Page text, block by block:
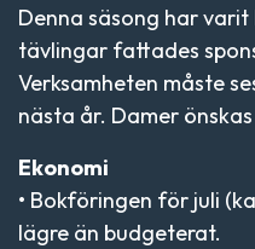
Denna säsong har
tävlingar fattades
Verksamheten måste
nästa år. Damer
Ekonomi
• Bokföringen för juli
lägre än budgeterat.